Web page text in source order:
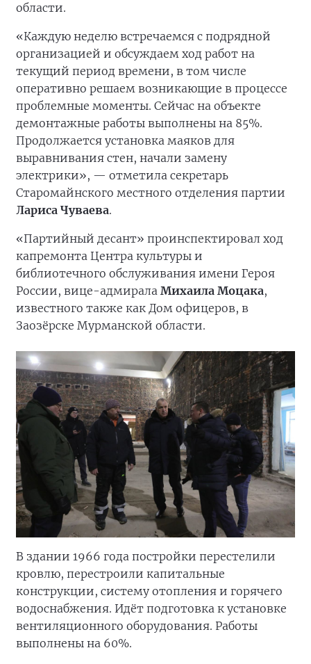
области.
«Каждую неделю встречаемся с подрядной
организацией и обсуждаем ход работ на
текущий период времени, в том числе
оперативно решаем возникающие в процессе
проблемные моменты. Сейчас на объекте
демонтажные работы выполнены на 85%.
Продолжается установка маяков для
выравнивания стен, начали замену
электрики», — отметила секретарь
Старомайнского местного отделения партии
Лариса Чуваева.
«Партийный десант» проинспектировал ход
капремонта Центра культуры и
библиотечного обслуживания имени Героя
России, вице-адмирала Михаила Моцака,
известного также как Дом офицеров, в
Заозёрске Мурманской области.
В здании 1966 года постройки перестелили
кровлю, перестроили капитальные
конструкции, систему отопления и горячего
водоснабжения. Идёт подготовка к установке
вентиляционного оборудования. Работы
выполнены на 60%.